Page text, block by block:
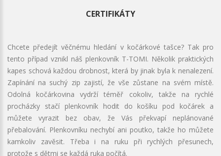
CERTIFIKÁTY
Chcete předejít věčnému hledání v kočárkové tašce? Tak pro
tento případ vznikl náš plenkovník T-TOMI. Několik praktických
kapes schová každou drobnost, která by jinak byla k nenalezení.
Zapínání na suchý zip zajistí, že vše zůstane na svém místě.
Odolná kočárkovina vydrží téměř cokoliv, takže na rychlé
procházky stačí plenkovník hodit do košíku pod kočárek a
můžete vyrazit bez obav, že Vás překvapí neplánované
přebalování. Plenkovníku nechybí ani poutko, takže ho můžete
kamkoliv zavěsit. Třeba i na ruku při rychlých přesunech,
protože s dětmi se každá ruka počítá.